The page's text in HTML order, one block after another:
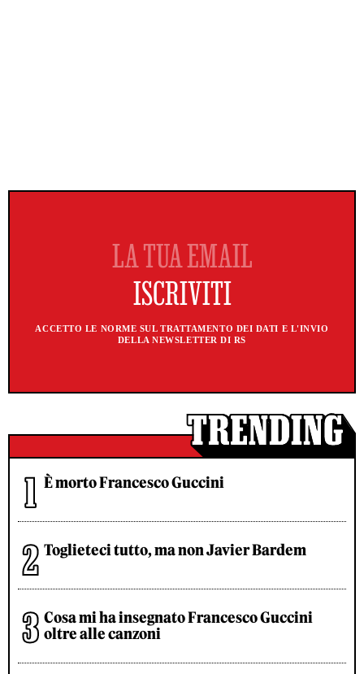
ACCETTO LE NORME SUL TRATTAMENTO DEI DATI E L'INVIO
DELLA NEWSLETTER DI RS
È morto Francesco Guccini
Toglieteci tutto, ma non Javier Bardem
Cosa mi ha insegnato Francesco Guccini
oltre alle canzoni